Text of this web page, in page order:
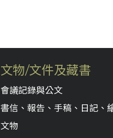
文物/文件及藏書
會議記錄與公文
書信、報告、手稿、日記、
文物